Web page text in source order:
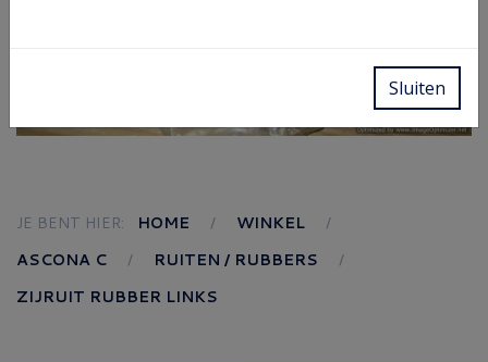
JE BENT HIER: HOME
WINKEL
ASCONA C
RUITEN / RUBBERS
ZIJRUIT RUBBER LINKS
Sluiten